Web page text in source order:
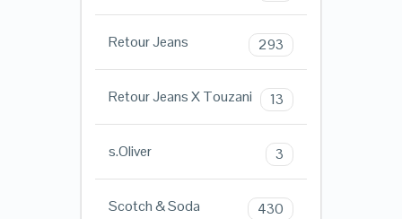
Retour Jeans 293
Retour Jeans X Touzani 13
s.Oliver 3
Scotch & Soda 430